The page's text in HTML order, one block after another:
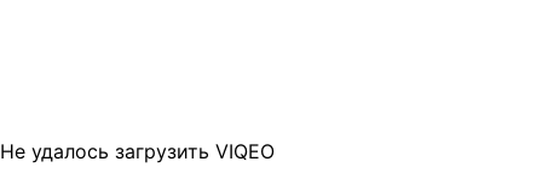
Не удалось загрузить VIQEO